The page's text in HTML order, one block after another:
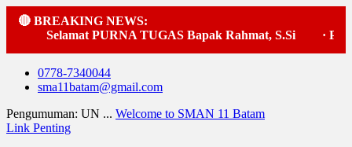
🔴 BREAKING NEWS:
Selamat PURNA TUGAS Bapak Rahmat, S.Si
Skip
0778-7340044
sma11batam@gmail.com
Pengumuman: UN ... Welcome to SMAN 11 Batam
Link Penting